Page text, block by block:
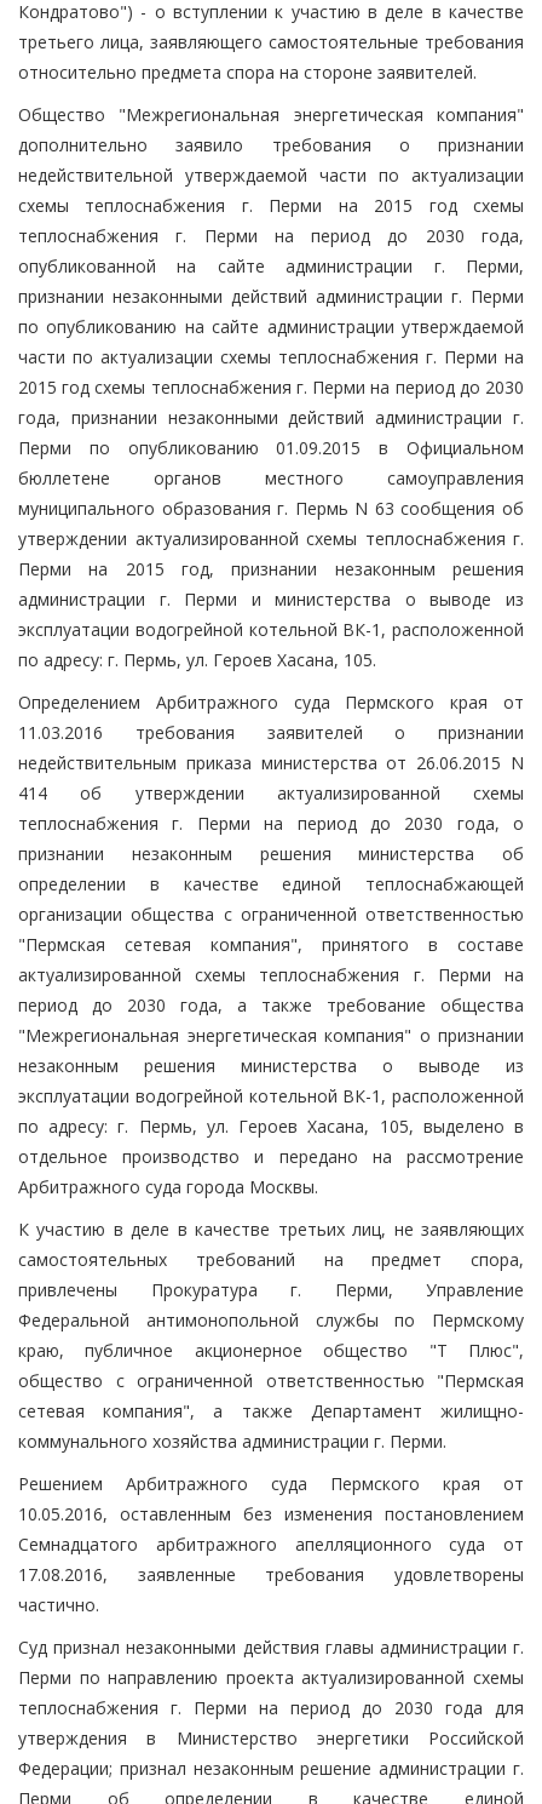
Кондратово") - о вступлении к участию в деле в качестве
третьего лица, заявляющего самостоятельные требования
относительно предмета спора на стороне заявителей.
Общество "Межрегиональная энергетическая компания"
дополнительно заявило требования о признании
недействительной утверждаемой части по актуализации
схемы теплоснабжения г. Перми на 2015 год схемы
теплоснабжения г. Перми на период до 2030 года,
опубликованной на сайте администрации г. Перми,
признании незаконными действий администрации г. Перми
по опубликованию на сайте администрации утверждаемой
части по актуализации схемы теплоснабжения г. Перми на
2015 год схемы теплоснабжения г. Перми на период до 2030
года, признании незаконными действий администрации г.
Перми по опубликованию 01.09.2015 в Официальном
бюллетене органов местного самоуправления
муниципального образования г. Пермь N 63 сообщения об
утверждении актуализированной схемы теплоснабжения г.
Перми на 2015 год, признании незаконным решения
администрации г. Перми и министерства о выводе из
эксплуатации водогрейной котельной ВК-1, расположенной
по адресу: г. Пермь, ул. Героев Хасана, 105.
Определением Арбитражного суда Пермского края от
11.03.2016 требования заявителей о признании
недействительным приказа министерства от 26.06.2015 N
414 об утверждении актуализированной схемы
теплоснабжения г. Перми на период до 2030 года, о
признании незаконным решения министерства об
определении в качестве единой теплоснабжающей
организации общества с ограниченной ответственностью
"Пермская сетевая компания", принятого в составе
актуализированной схемы теплоснабжения г. Перми на
период до 2030 года, а также требование общества
"Межрегиональная энергетическая компания" о признании
незаконным решения министерства о выводе из
эксплуатации водогрейной котельной ВК-1, расположенной
по адресу: г. Пермь, ул. Героев Хасана, 105, выделено в
отдельное производство и передано на рассмотрение
Арбитражного суда города Москвы.
К участию в деле в качестве третьих лиц, не заявляющих
самостоятельных требований на предмет спора,
привлечены Прокуратура г. Перми, Управление
Федеральной антимонопольной службы по Пермскому
краю, публичное акционерное общество "Т Плюс",
общество с ограниченной ответственностью "Пермская
сетевая компания", а также Департамент жилищно-
коммунального хозяйства администрации г. Перми.
Решением Арбитражного суда Пермского края от
10.05.2016, оставленным без изменения постановлением
Семнадцатого арбитражного апелляционного суда от
17.08.2016, заявленные требования удовлетворены
частично.
Суд признал незаконными действия главы администрации г.
Перми по направлению проекта актуализированной схемы
теплоснабжения г. Перми на период до 2030 года для
утверждения в Министерство энергетики Российской
Федерации; признал незаконным решение администрации г.
Перми об определении в качестве единой